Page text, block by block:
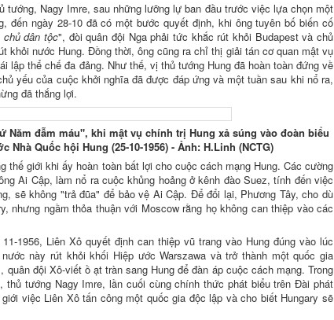
tướng, Nagy Imre, sau những lưỡng lự ban đầu trước việc lựa chọn một
đến ngày 28-10 đã có một bước quyết định, khi ông tuyên bố biến cố
chủ dân tộc", đòi quân đội Nga phải tức khắc rút khỏi Budapest và chủ
khỏi nước Hung. Đồng thời, ông cũng ra chỉ thị giải tán cơ quan mật vụ
lập thể chế đa đảng. Như thế, vị thủ tướng Hung đã hoàn toàn đứng về
yếu của cuộc khởi nghĩa đã được đáp ứng và một tuần sau khi nổ ra,
đã thắng lợi.
Năm đẫm máu", khi mật vụ chính trị Hung xả súng vào đoàn biểu
Nhà Quốc hội Hung (25-10-1956) - Ảnh: H.Linh (NCTG)
thế giới khi ấy hoàn toàn bất lợi cho cuộc cách mạng Hung. Các cường
Ai Cập, làm nổ ra cuộc khủng hoảng ở kênh đào Suez, tính đến việc
sẽ không "trả đũa" để bảo vệ Ai Cập. Để đổi lại, Phương Tây, cho dù
nhưng ngầm thỏa thuận với Moscow rằng họ không can thiệp vào các
1956, Liên Xô quyết định can thiệp vũ trang vào Hung đúng vào lúc
này rút khỏi khối Hiệp ước Warszawa và trở thành một quốc gia
quân đội Xô-viết ồ ạt tràn sang Hung để đàn áp cuộc cách mạng. Trong
tướng Nagy Imre, lần cuối cùng chính thức phát biểu trên Đài phát
việc Liên Xô tấn công một quốc gia độc lập và cho biết Hungary sẽ